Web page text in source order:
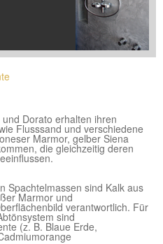
Dorato erhalten ihren
Flusssand und verschiedene
Marmor, gelber Siena
die gleichzeitig deren
Spachtelmassen sind Kalk aus
Marmor und
verantwortlich. Für
sind
(z. B. Blaue Erde,